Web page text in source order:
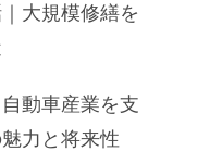
大規模修繕を
動車産業を支
力と将来性